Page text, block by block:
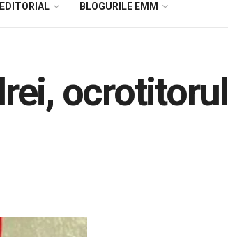
EDITORIAL BLOGURILE EMM
ocrotitorul